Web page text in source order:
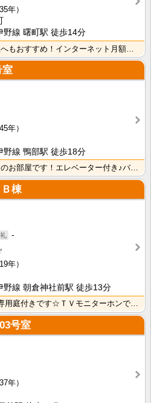
年）
野線 曙町駅 徒歩14分
室
年）
野線 鴨部駅 徒歩18分
鴨部にある鉄筋コンクリート造のお部屋です！エレベーター付き♪バス・トイレ別なので、ゆったり湯船に浸か･･･
棟
-
年）
野線 朝倉神社前駅 徒歩13分
号室
年）